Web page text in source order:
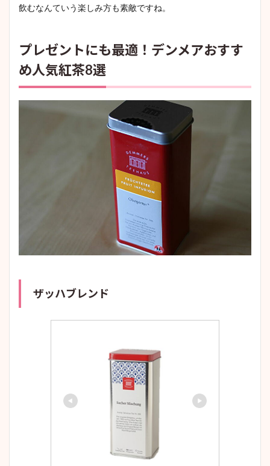
飲むなんていう楽しみ方も素敵ですね。
プレゼントにも最適！デンメアおすす
め人気紅茶8選
ザッハブレンド